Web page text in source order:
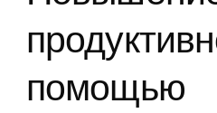
помощью